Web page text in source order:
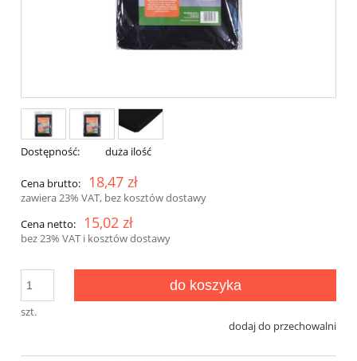
Dostępność: duża ilość
Cena brutto: 18,47 zł
zawiera 23% VAT, bez kosztów dostawy
Cena netto:
15,02 zł
bez 23% VAT i kosztów dostawy
szt.
do koszyka
dodaj do przechowalni